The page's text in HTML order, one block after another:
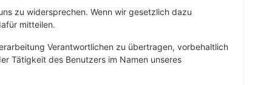
zu widersprechen. Wenn wir gesetzlich dazu
mitteilen.
Verantwortlichen zu übertragen, vorbehaltlich
Tätigkeit des Benutzers im Namen unseres